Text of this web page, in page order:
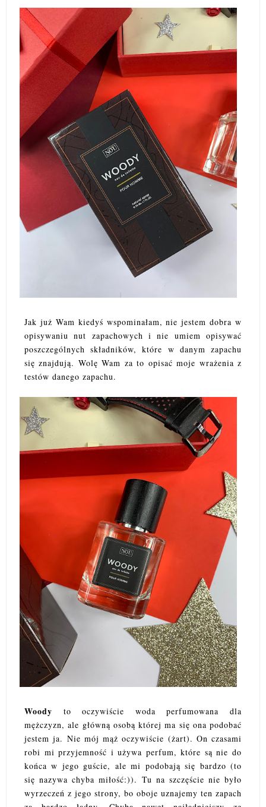
Jak już Wam kiedyś wspominałam, nie jestem dobra w
opisywaniu nut zapachowych i nie umiem opisywać
poszczególnych składników, które w danym zapachu
się znajdują. Wolę Wam za to opisać moje wrażenia z
testów danego zapachu.
Woody to oczywiście woda perfumowana dla
mężczyzn, ale główną osobą której ma się ona podobać
jestem ja. Nie mój mąż oczywiście (żart). On czasami
robi mi przyjemność i używa perfum, które są nie do
końca w jego guście, ale mi podobają się bardzo (to
się nazywa chyba miłość:)). Tu na szczęście nie było
wyrzeczeń z jego strony, bo oboje uznajemy ten zapach